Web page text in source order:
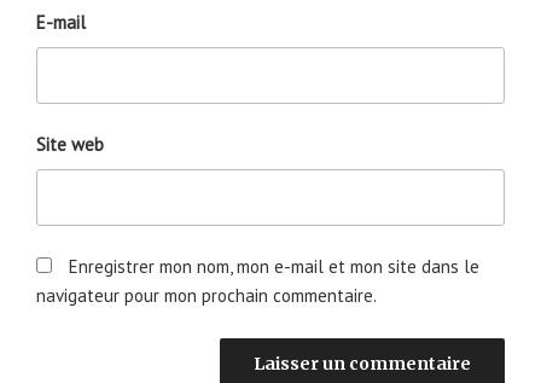
E-mail
Site web
Enregistrer mon nom, mon e-mail et mon site dans le
navigateur pour mon prochain commentaire.